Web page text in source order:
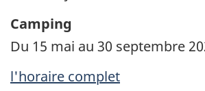
Camping
Du 15 mai au 30 septembre
l'horaire complet